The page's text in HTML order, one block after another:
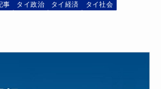
事 タイ政治 タイ経済
タイ社会